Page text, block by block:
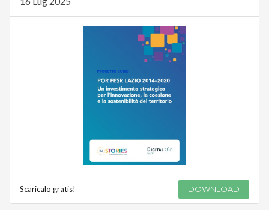
Scaricalo gratis! DOWNLOAD